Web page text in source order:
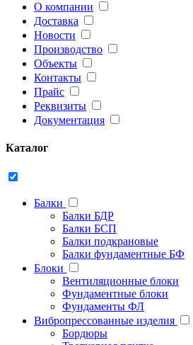
О компании
Доставка
Новости
Производство
Объекты
Контакты
Прайс
Реквизиты
Документация
Каталог
Балки
Балки БДР
Балки БСП
Балки подкрановые
Балки фундаментные БФ
Блоки
Вентиляционные блоки
Фундаментные блоки
Фундаменты ФЛ
Вибропрессованные изделия
Бордюры